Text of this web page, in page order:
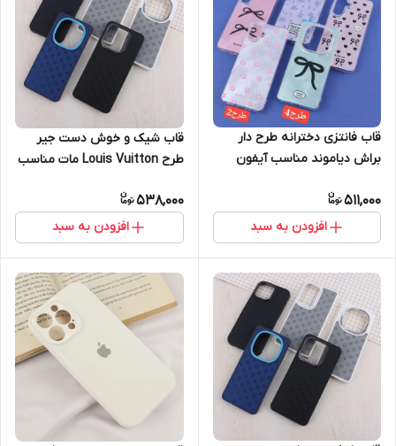
قاب فانتزی دخترانه طرح دار
براش دیاموند مناسب آیفون
511,000
افزودن به سبد
قاب شیک و خوش دست جیر
طرح Louis Vuitton مات مناسب
مشکی
538,000
افزودن به سبد